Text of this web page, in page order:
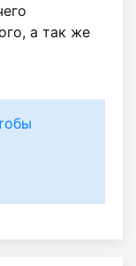
а так же